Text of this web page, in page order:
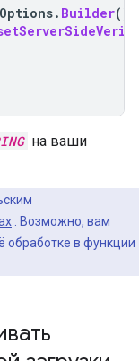
. Builder().
на ваши
. Возможно, вам
обработке в функции